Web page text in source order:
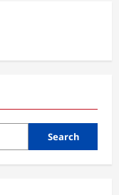
Search